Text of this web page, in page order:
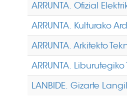
ARRUNTA. Ofizial
ARRUNTA. Kulturako
ARRUNTA. Arkitekto
ARRUNTA.
LANBIDE. Gizarte